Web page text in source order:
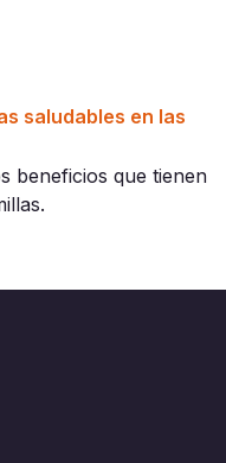
saludables en las
beneficios que tienen